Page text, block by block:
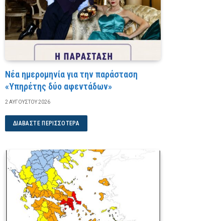
Νέα ημερομηνία για την παράσταση
«Υπηρέτης δύο αφεντάδων»
2 ΑΥΓΟΎΣΤΟΥ 2026
ΔΙΑΒΆΣΤΕ ΠΕΡΙΣΣΌΤΕΡΑ